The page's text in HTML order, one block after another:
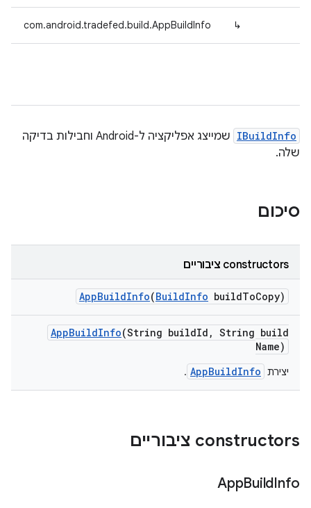
↳
com.android.tradefed.build.AppBuildInfo
IBuildInfo
שמייצג אפליקציה ל-Android וחבילות בדיקה
שלה.
סיכום
‫constructors ציבוריים
AppBuildInfo(BuildInfo buildToCopy)
AppBuildInfo(String buildId , String build
Name)
יצירת AppBuildInfo
.
‫constructors ציבוריים
AppBuildInfo